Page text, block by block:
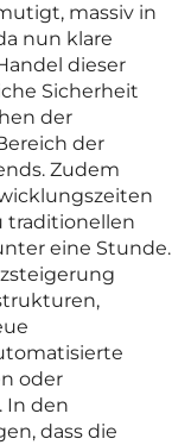
massiv in
nun klare
dieser
Sicherheit
der
der
Zudem
traditionellen
eine Stunde.
oder
In den
dass die